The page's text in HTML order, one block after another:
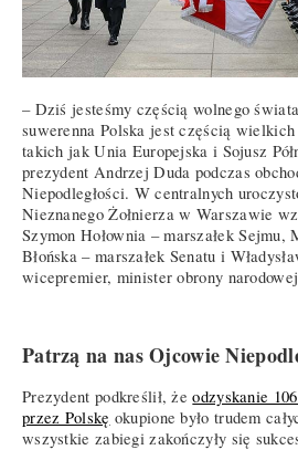
– Dziś jesteśmy częścią wolnego
suwerenna Polska jest częścią
takich jak Unia Europejska i Sojusz
prezydent Andrzej Duda podczas
Niepodległości. W centralnych
Nieznanego Żołnierza w Warszawie
Szymon Hołownia – marszałek Sejmu,
Błońska – marszałek Senatu i
wicepremier, minister obrony
Patrzą na nas Ojcowie
Prezydent podkreślił, żeodzyskanie
przez Polskę okupione było trudem
wszystkie zabiegi zakończyły się